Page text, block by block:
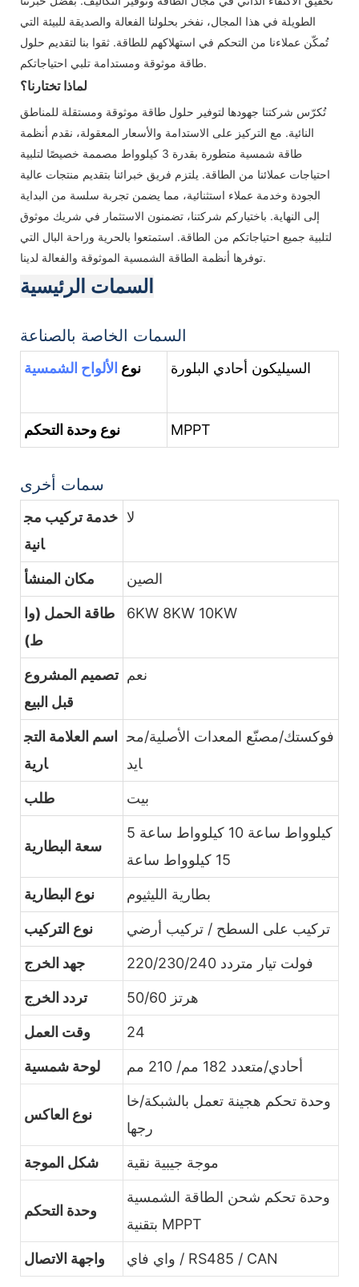
الطويلة في هذا المجال، نفخر بحلولنا الفعالة والصديقة للبيئة التي
تُمكّن عملاءنا من التحكم في استهلاكهم للطاقة. ثقوا بنا لتقديم حلول
طاقة موثوقة ومستدامة تلبي احتياجاتكم.
لماذا تختارنا؟
تُكرّس شركتنا جهودها لتوفير حلول طاقة موثوقة ومستقلة للمناطق
النائية. مع التركيز على الاستدامة والأسعار المعقولة، نقدم أنظمة
طاقة شمسية متطورة بقدرة 3 كيلوواط مصممة خصيصًا لتلبية
احتياجات عملائنا من الطاقة. يلتزم فريق خبرائنا بتقديم منتجات عالية
الجودة وخدمة عملاء استثنائية، مما يضمن تجربة سلسة من البداية
إلى النهاية. باختياركم شركتنا، تضمنون الاستثمار في شريك موثوق
لتلبية جميع احتياجاتكم من الطاقة. استمتعوا بالحرية وراحة البال التي
توفرها أنظمة الطاقة الشمسية الموثوقة والفعالة لدينا.
السمات الرئيسية
السمات الخاصة بالصناعة
نوع الألواح الشمسية السيليكون أحادي البلورة
نوع وحدة التحكم MPPT
سمات أخرى
خدمة تركيب مج
انية
لا
مكان المنشأ الصين
طاقة الحمل (وا
ط)
6KW 8KW 10KW
تصميم المشروع
قبل البيع
نعم
اسم العلامة التج
ارية
فوكستك/مصنّع المعدات الأصلية/مح
ايد
طلب بيت
سعة البطارية
5 كيلوواط ساعة 10 كيلوواط ساعة
15 كيلوواط ساعة
نوع البطارية بطارية الليثيوم
نوع التركيب تركيب على السطح / تركيب أرضي
جهد الخرج 220/230/240 فولت تيار متردد
تردد الخرج 50/60 هرتز
وقت العمل 24
لوحة شمسية أحادي/متعدد 182 مم/ 210 مم
نوع العاكس
وحدة تحكم هجينة تعمل بالشبكة/خا
رجها
شكل الموجة موجة جيبية نقية
وحدة التحكم
وحدة تحكم شحن الطاقة الشمسية
بتقنية MPPT
واجهة الاتصال واي فاي / RS485 / CAN